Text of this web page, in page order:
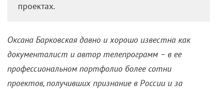
проектах.
Оксана Барковская давно и хорошо известна как
документалист и автор телепрограмм – в ее
профессиональном портфолио более сотни
проектов, получивших признание в России и за